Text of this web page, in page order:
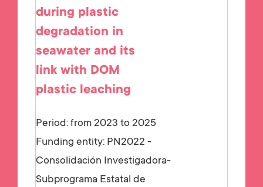
during plastic
degradation in
seawater and its
link with DOM
plastic leaching
Period: from 2023 to 2025
Funding entity: PN2022 -
Consolidación Investigadora-
Subprograma Estatal de